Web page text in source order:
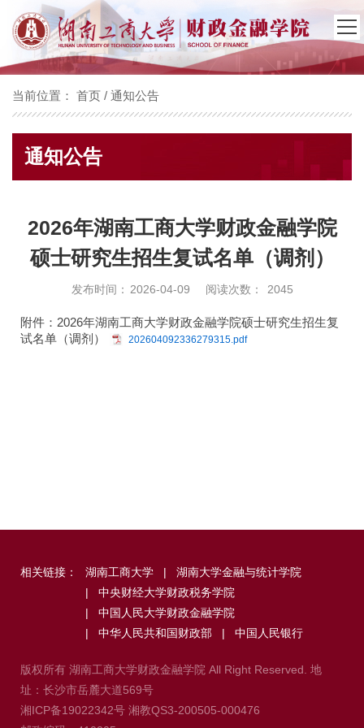
当前位置： 首页 / 通知公告
通知公告
2026年湖南工商大学财政金融学院
硕士研究生招生复试名单（调剂）
发布时间： 2026-04-09 阅读次数： 2045
附件：2026年湖南工商大学财政金融学院硕士研究生招生复
试名单（调剂）
202604092336279315.pdf
相关链接： 湖南工商大学 |
湖南大学金融与统计学院
|
中央财经大学财政税务学院
|
中国人民大学财政金融学院
|
中华人民共和国财政部 | 中国人民银行
版权所有 湖南工商大学财政金融学院 All Right Reserved. 地
址：长沙市岳麓大道569号
湘ICP备19022342号 湘教QS3-200505-000476